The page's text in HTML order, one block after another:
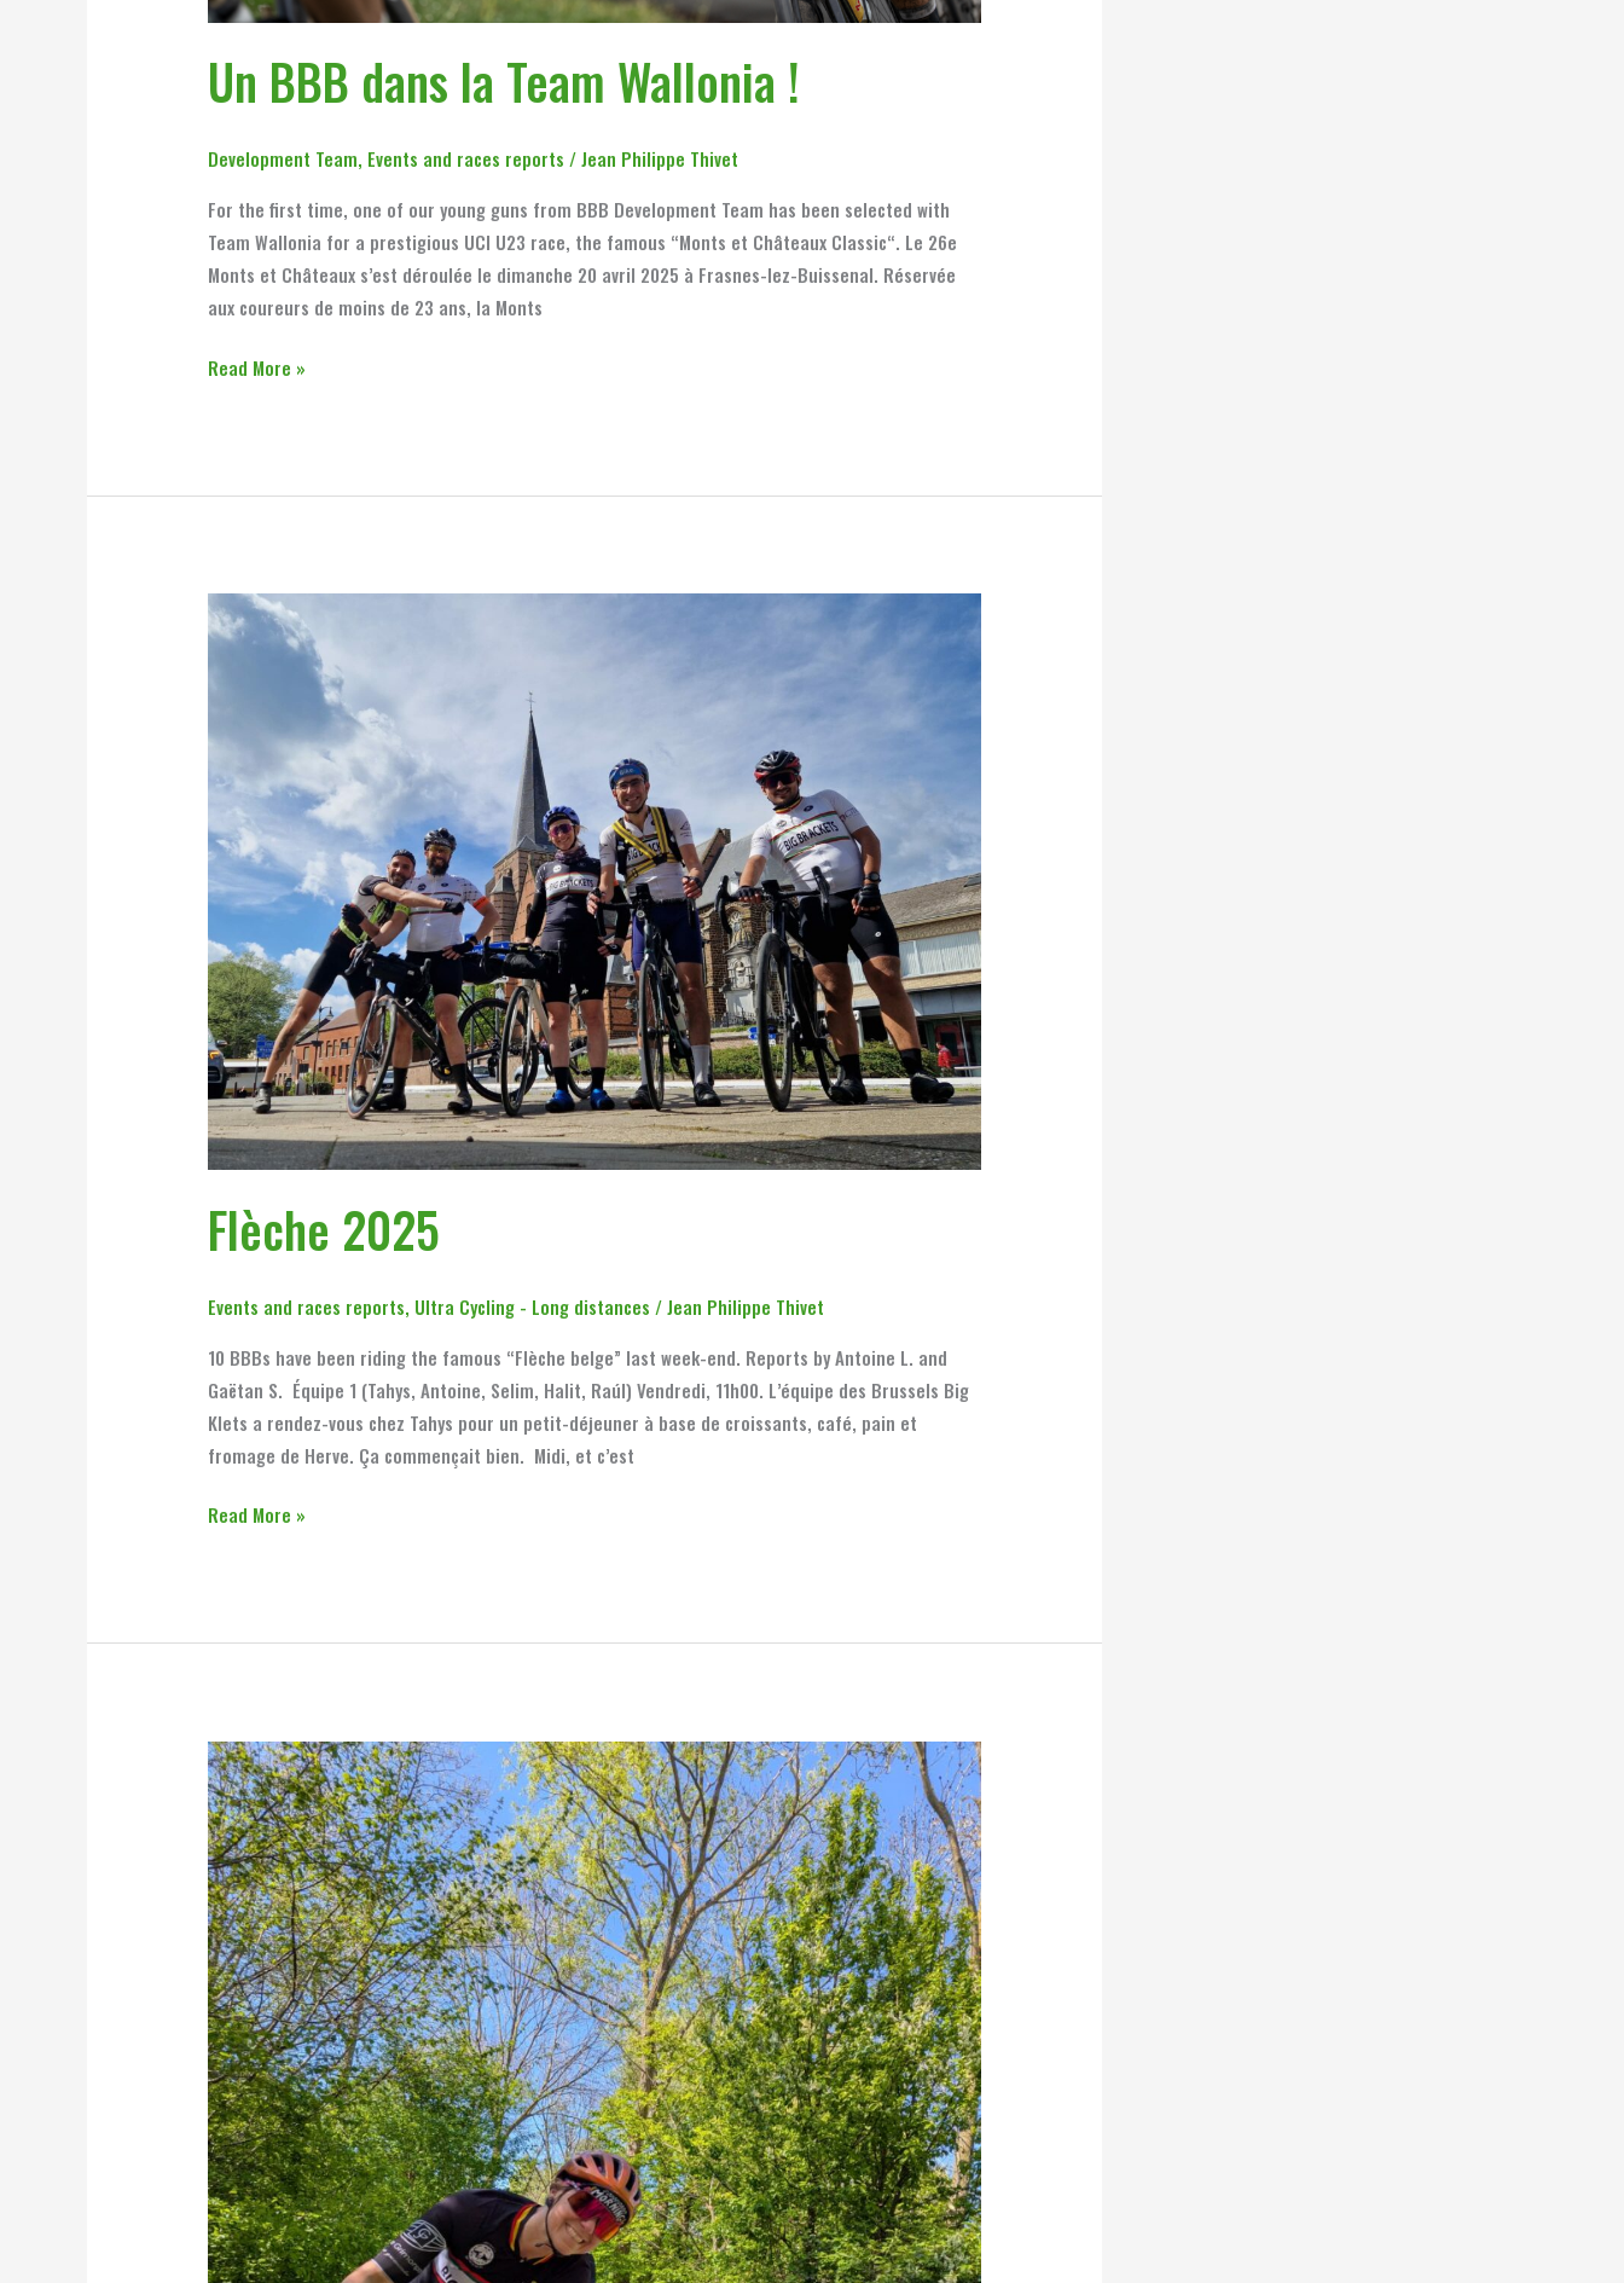
Un BBB dans la Team Wallonia !
Development Team, Events and races reports /Jean Philippe Thivet
For the first time, one of our young guns from BBB Development Team has been selected with
Team Wallonia for a prestigious UCI U23 race, the famous “Monts et Châteaux Classic“. Le 26e
Monts et Châteaux s’est déroulée le dimanche 20 avril 2025 à Frasnes-lez-Buissenal. Réservée
aux coureurs de moins de 23 ans, la Monts
Read More »
Flèche 2025
Events and races reports, Ultra Cycling - Long distances /Jean Philippe Thivet
10 BBBs have been riding the famous “Flèche belge” last week-end. Reports by Antoine L. and
Gaëtan S. Équipe 1 (Tahys, Antoine, Selim, Halit, Raúl) Vendredi, 11h00. L’équipe des Brussels Big
Klets a rendez-vous chez Tahys pour un petit-déjeuner à base de croissants, café, pain et
fromage de Herve. Ça commençait bien. Midi, et c’est
Flèche
2025
Read More »
BRM
“Belgium
or
Not
Belgium”
2025